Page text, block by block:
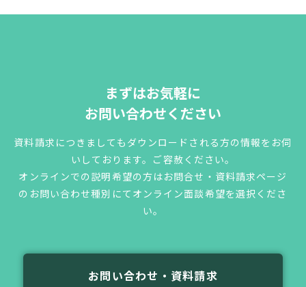
まずはお気軽に
お問い合わせください
資料請求につきましてもダウンロードされる方の情報をお伺
いしております。ご容赦ください。
オンラインでの説明希望の方はお問合せ・資料請求ページ
のお問い合わせ種別にてオンライン面談希望を選択くださ
い。
お問い合わせ・資料請求